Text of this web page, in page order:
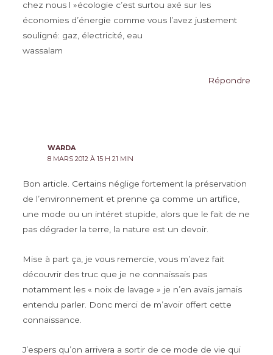
chez nous l »écologie c’est surtou axé sur les
économies d’énergie comme vous l’avez justement
souligné: gaz, électricité, eau
wassalam
Répondre
WARDA
8 MARS 2012 À 15 H 21 MIN
Bon article. Certains néglige fortement la préservation
de l’environnement et prenne ça comme un artifice,
une mode ou un intéret stupide, alors que le fait de ne
pas dégrader la terre, la nature est un devoir.
Mise à part ça, je vous remercie, vous m’avez fait
découvrir des truc que je ne connaissais pas
notamment les « noix de lavage » je n’en avais jamais
entendu parler. Donc merci de m’avoir offert cette
connaissance.
J’espers qu’on arrivera a sortir de ce mode de vie qui